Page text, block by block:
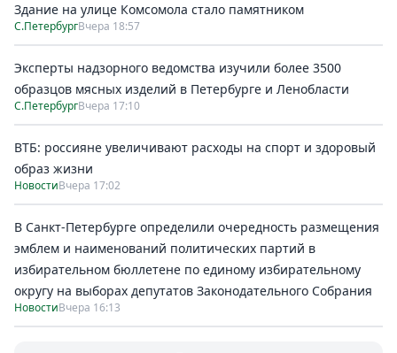
Здание на улице Комсомола стало памятником
С.ПетербургВчера 18:57
Эксперты надзорного ведомства изучили более 3500
образцов мясных изделий в Петербурге и Ленобласти
С.ПетербургВчера 17:10
ВТБ: россияне увеличивают расходы на спорт и здоровый
образ жизни
НовостиВчера 17:02
В Санкт-Петербурге определили очередность размещения
эмблем и наименований политических партий в
избирательном бюллетене по единому избирательному
округу на выборах депутатов Законодательного Собрания
НовостиВчера 16:13